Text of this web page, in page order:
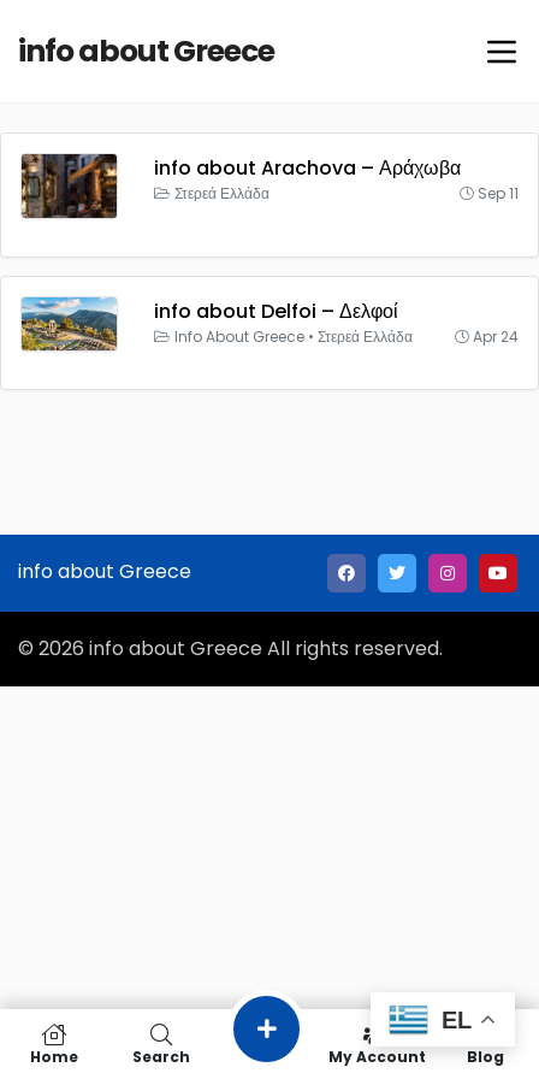
info about Greece
info about Arachova – Αράχωβα
Στερεά Ελλάδα Sep 11
info about Delfoi – Δελφοί
Info About Greece • Στερεά Ελλάδα Apr 24
info about Greece
© 2026 info about Greece All rights reserved.
Home Search My Account Blog
EL